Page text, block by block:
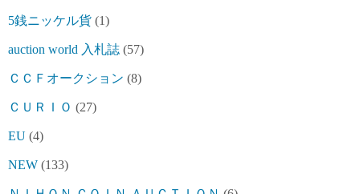
5銭ニッケル貨 (1)
auction world 入札誌 (57)
ＣＣＦオークション (8)
ＣＵＲＩＯ (27)
EU (4)
NEW (133)